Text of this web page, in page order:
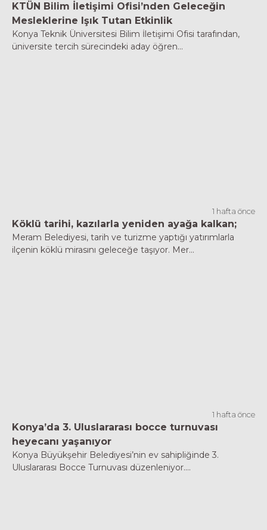
KTÜN Bilim İletişimi Ofisi’nden Geleceğin
Mesleklerine Işık Tutan Etkinlik
Konya Teknik Üniversitesi Bilim İletişimi Ofisi tarafından,
üniversite tercih sürecindeki aday öğren...
1 hafta önce
Köklü tarihi, kazılarla yeniden ayağa kalkan;
Meram Belediyesi, tarih ve turizme yaptığı yatırımlarla
ilçenin köklü mirasını geleceğe taşıyor. Mer...
1 hafta önce
Konya’da 3. Uluslararası bocce turnuvası
heyecanı yaşanıyor
Konya Büyükşehir Belediyesi’nin ev sahipliğinde 3.
Uluslararası Bocce Turnuvası düzenleniyor....